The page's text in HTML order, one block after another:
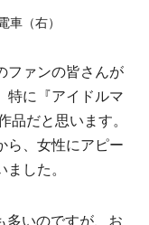
車（右）
ファンの皆さんが
特に『アイドルマ
だと思います。
ら、女性にアピー
した。
多いのですが、お